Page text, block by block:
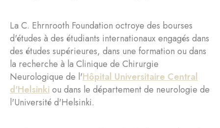
La C. Ehrnrooth Foundation octroye des bourses
d'études à des étudiants internationaux engagés dans
des études supérieures, dans une formation ou dans
la recherche à la Clinique de Chirurgie
Neurologique de l'Hôpital Universitaire Central
d'Helsinkiou dans le département de neurologie de
l'Université d'Helsinki.